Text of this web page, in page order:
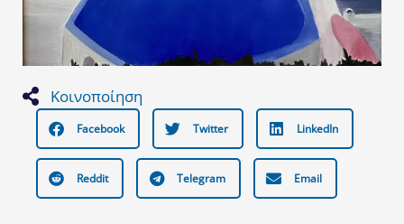
Κοινοποίηση
Facebook Twitter LinkedIn
Reddit Telegram Email